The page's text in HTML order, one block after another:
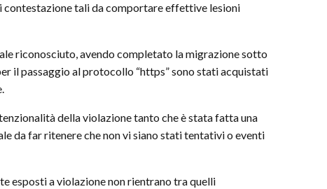
contestazione tali da comportare effettive lesioni
riconosciuto, avendo completato la migrazione sotto
il passaggio al protocollo “https” sono stati acquistati
della violazione tanto che è stata fatta una
da far ritenere che non vi siano stati tentativi o eventi
esposti a violazione non rientrano tra quelli